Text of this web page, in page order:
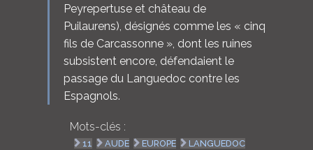
Peyrepertuse et château de
Puilaurens), désignés comme les « cinq
fils de Carcassonne », dont les ruines
subsistent encore, défendaient le
passage du Languedoc contre les
Espagnols.
Mots-clés :
11 AUDE EUROPE
LANGUEDOC